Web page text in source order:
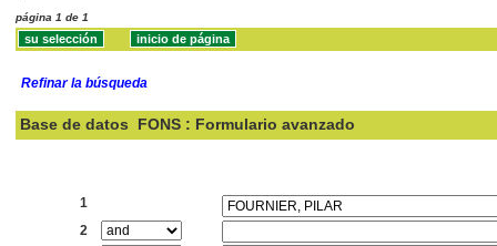
página 1 de 1
Refinar la búsqueda
Base de datos FONS : Formulario avanzado
1
2